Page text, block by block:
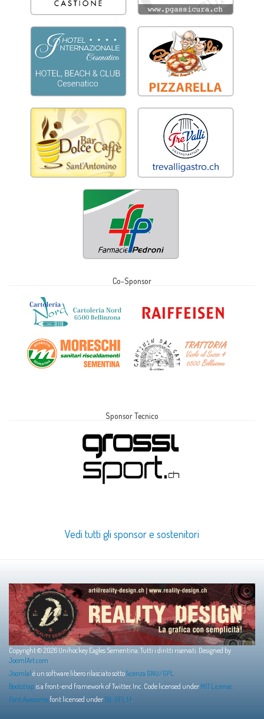
Co-Sponsor
Sponsor Tecnico
Vedi tutti gli sponsor e sostenitori
Copyright © 2026 Unihockey Eagles Sementina. Tutti i diritti riservati. Designed by
JoomlArt.com
Joomla! è un software libero rilasciato sotto licenza GNU/GPL.
Bootstrapis a front-end framework of Twitter, Inc. Code licensed under MIT License.
Font Awesome font licensed under SIL OFL 1.1